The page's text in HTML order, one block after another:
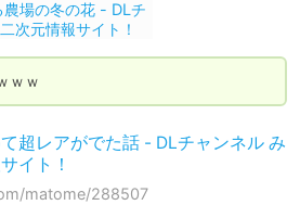
ｗｗ
超レアがでた話 - DLチャンネル み
イト！
matome/288507